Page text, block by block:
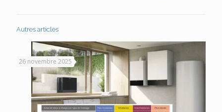
Autres articles
26 novembre 2025